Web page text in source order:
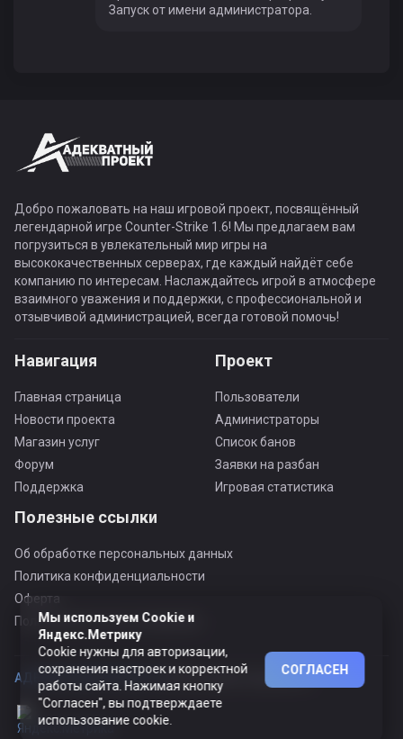
Запуск от имени администратора.
Добро пожаловать на наш игровой проект, посвящённый
легендарной игре Counter-Strike 1.6! Мы предлагаем вам
погрузиться в увлекательный мир игры на
высококачественных серверах, где каждый найдёт себе
компанию по интересам. Наслаждайтесь игрой в атмосфере
взаимного уважения и поддержки, с профессиональной и
отзывчивой администрацией, всегда готовой помочь!
Навигация
Главная страница
Новости проекта
Магазин услуг
Форум
Поддержка
Проект
Пользователи
Администраторы
Список банов
Заявки на разбан
Игровая статистика
Полезные ссылки
Об обработке персональных данных
Политика конфиденциальности
Оферта
Пользовательское соглашение
АДЕКВАТНЫЙ ПРОЕКТ ©© Все права защищены
Мы используем Cookie и
Яндекс.Метрику
Cookie нужны для авторизации,
сохранения настроек и корректной
работы сайта. Нажимая кнопку
"Согласен", вы подтверждаете
использование cookie.
СОГЛАСЕН